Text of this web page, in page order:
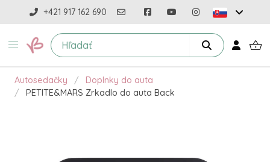
+421 917 162 690
Autosedačky
Doplnky do auta
PETITE&MARS Zrkadlo do auta Back